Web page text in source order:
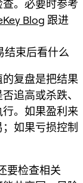
。必要时参考
Blog 跟进
结束后看什么
复盘是把结果
追高或杀跌、
。如果盈利来
如果亏损控制
要检查相关